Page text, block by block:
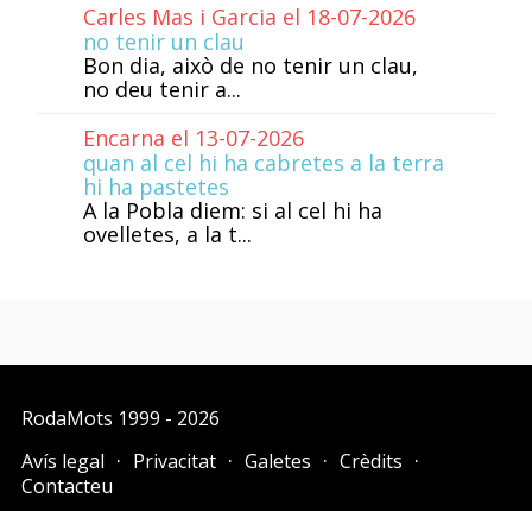
Carles Mas i Garcia el 18-07-2026
no tenir un clau
Bon dia, això de no tenir un clau,
no deu tenir a...
Encarna el 13-07-2026
quan al cel hi ha cabretes a la terra
hi ha pastetes
A la Pobla diem: si al cel hi ha
ovelletes, a la t...
RodaMots 1999 - 2026
Avís legal
Privacitat Galetes
Crèdits
Contacteu